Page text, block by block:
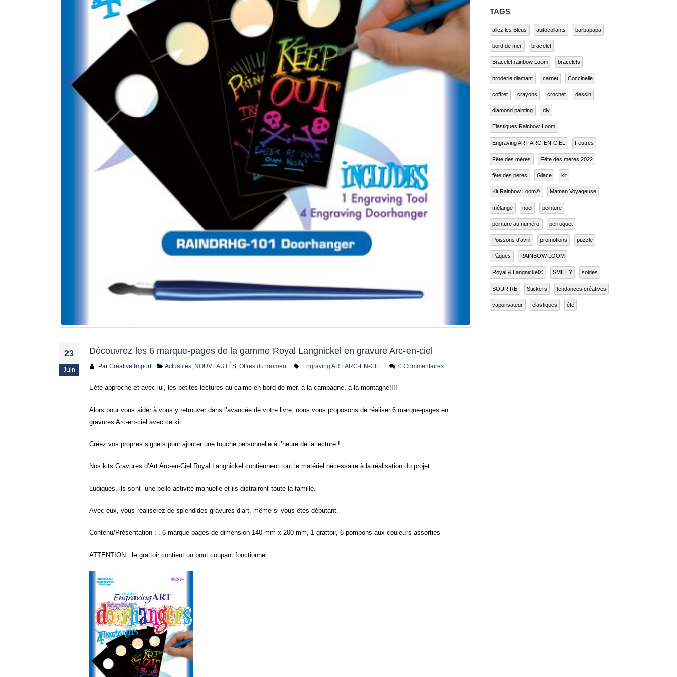
23
Juin
Découvrez les 6 marque-pages de la gamme Royal Langnickel en gravure Arc-en-ciel
Par Créative Import Actualités NOUVEAUTÉS ,Offres du moment Engraving ART ARC-EN-CIEL 0 Commentaires
L’été approche et avec lui, les petites lectures au calme en bord de mer, à la campagne, à la montagne!!!!
Alors pour vous aider à vous y retrouver dans l’avancée de votre livre, nous vous proposons de réaliser 6 marque-pages en
gravures Arc-en-ciel avec ce kit
Créez vos propres signets pour ajouter une touche personnelle à l’heure de la lecture !
Nos kits Gravures d’Art Arc-en-Ciel Royal Langnickel contiennent tout le matériel nécessaire à la réalisation du projet.
Ludiques, ils sont une belle activité manuelle et ils distrairont toute la famille.
Avec eux, vous réaliserez de splendides gravures d’art, même si vous êtes débutant.
Contenu/Présentation : . 6 marque-pages de dimension 140 mm x 200 mm, 1 grattoir, 6 pompons aux couleurs assorties
ATTENTION : le grattoir contient un bout coupant fonctionnel.
TAGS
allez les Bleus autocollants barbapapa
bord de mer bracelet
Bracelet rainbow Loom bracelets
broderie diamant carnet Coccinelle
coffret crayons crochet dessin
diamond painting diy
Elastiques Rainbow Loom
Engraving ART ARC-EN-CIEL Feutres
Fête des mères Fête des mères 2022
fête des pères Glace kit
Kit Rainbow Loom® Maman Voyageuse
mélange noël peinture
peinture au numéro perroquet
Poissons d'avril promotions puzzle
Pâques RAINBOW LOOM
Royal & Langnickel® SMILEY soldes
SOURIRE Stickers tendances créatives
vaporisateur élastiques été